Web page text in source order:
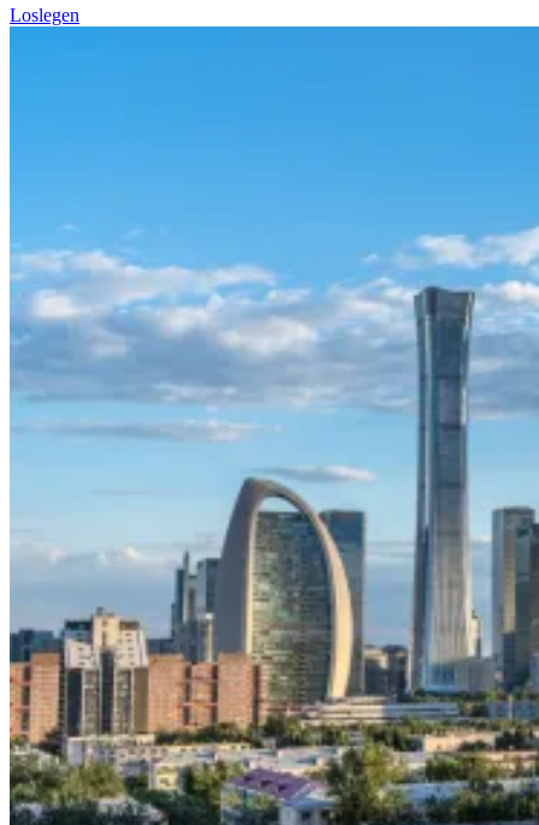
Loslegen